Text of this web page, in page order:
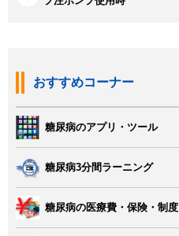
おすすめコーナー
糖尿病のアプリ・ツール
糖尿病3分間ラーニング
糖尿病の医療費・保険・制度